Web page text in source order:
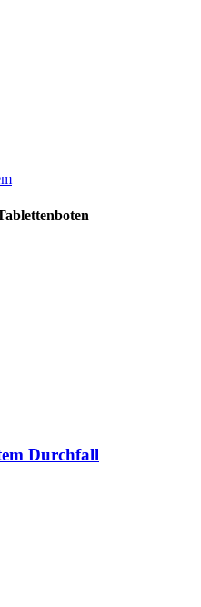
Durchfall